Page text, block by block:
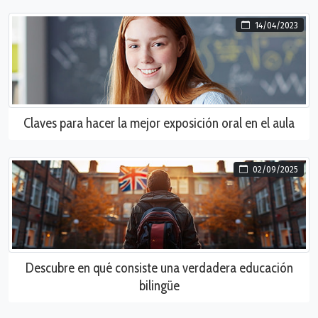
14/04/2023
Claves para hacer la mejor exposición oral en el aula
02/09/2025
Descubre en qué consiste una verdadera educación
bilingüe